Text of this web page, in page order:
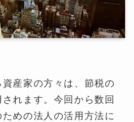
産家の方々は、節税の
れます。今回から数回
めの法人の活用方法に